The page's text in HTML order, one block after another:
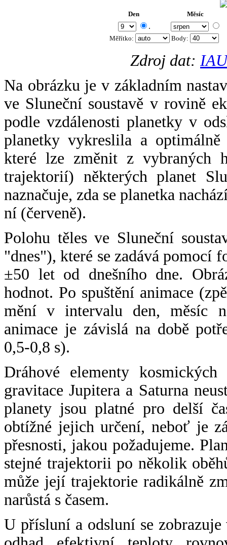
Den Měsíc
.
Měřítko: Body:
Zdroj dat:
Na obrázku je v základním
ve Sluneční soustavě v rovině
podle vzdálenosti planetky v
planetky vykreslila a
které lze změnit z vybraných
trajektorií) některých planet
naznačuje, zda se planetka
ní (červeně).
Polohu těles ve Sluneční
"dnes"), které se zadává pomocí
±50 let od dnešního dne.
hodnot. Po spuštění animace
mění v intervalu den, měsíc
animace je závislá na době
0,5-0,8 s).
Dráhové elementy
gravitace Jupitera a Saturna
planety jsou platné pro delší
obtížné jejich určení, neboť je
přesnosti, jakou požadujeme.
stejné trajektorii po několik
může její trajektorie radikálně
narůstá s časem.
U přísluní a odsluní se